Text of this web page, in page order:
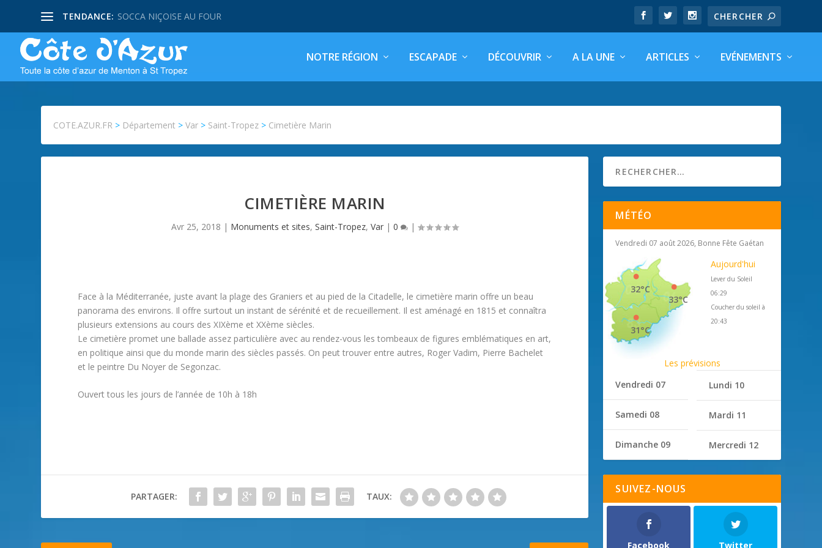
TENDANCE: SOCCA NIÇOISE AU FOUR
NOTRE RÉGION ESCAPADE DÉCOUVRIR A LA UNE ARTICLES EVÉNEMENTS
COTE.AZUR.FR > Département >Var > Saint-Tropez > Cimetière Marin
CIMETIÈRE MARIN
Avr 25, 2018 | Monuments et sites,Saint-Tropez,Var |0 |
Face à la Méditerranée, juste avant la plage des Graniers et au pied de la Citadelle, le cimetière marin offre un beau
panorama des environs. Il offre surtout un instant de sérénité et de recueillement. Il est aménagé en 1815 et connaîtra
plusieurs extensions au cours des XIXème et XXème siècles.
Le cimetière promet une ballade assez particulière avec au rendez-vous les tombeaux de figures emblématiques en art,
en politique ainsi que du monde marin des siècles passés. On peut trouver entre autres, Roger Vadim, Pierre Bachelet
et le peintre Du Noyer de Segonzac.
Ouvert tous les jours de l’année de 10h à 18h
PARTAGER: TAUX:
MÉTÉO
Vendredi 07 août 2026, Bonne Fête Gaétan
33°C
32°C
31°C
Aujourd'hui
Lever du Soleil
06:29
Coucher du soleil à
20:43
Les prévisions
Vendredi 07
Samedi 08
Dimanche 09
Lundi 10
Mardi 11
Mercredi 12
SUIVEZ-NOUS
Facebook Twitter